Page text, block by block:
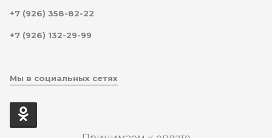
+7 (926) 358-82-22
+7 (926) 132-29-99
Мы в социальных сетях